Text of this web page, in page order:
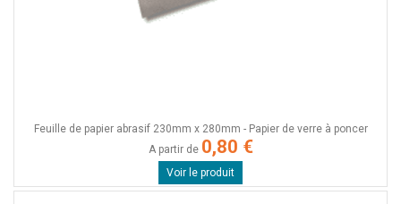
Feuille de papier abrasif 230mm x 280mm - Papier de verre à poncer
A partir de 0,80 €
Voir le produit